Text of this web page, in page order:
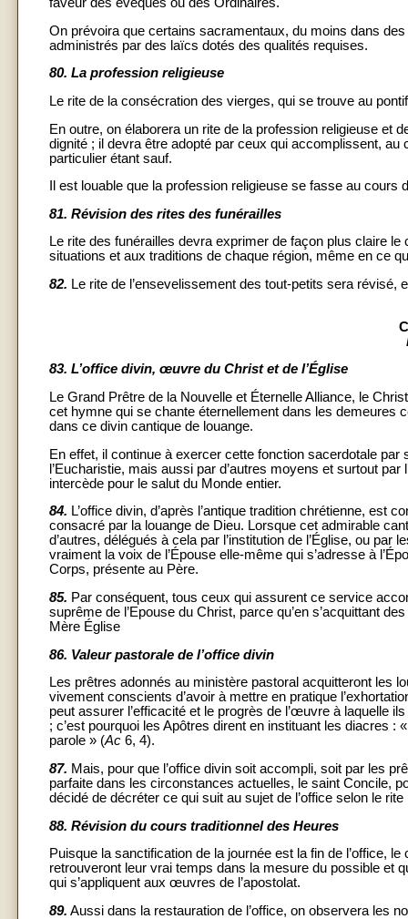
On prévoira que certains sacramentaux, du moins dans
administrés par des laïcs dotés des qualités requises.
80. La profession religieuse
Le rite de la consécration des vierges, qui se trouve au
En outre, on élaborera un rite de la profession religieuse et
dignité ; il devra être adopté par ceux qui accomplissent,
particulier étant sauf.
Il est louable que la profession religieuse se fasse au cours
81. Révision des rites des funérailles
Le rite des funérailles devra exprimer de façon plus claire
situations et aux traditions de chaque région, même en ce
82. Le rite de l’ensevelissement des tout-petits sera révisé,
83. L’office divin, œuvre du Christ et de l’Église
Le Grand Prêtre de la Nouvelle et Éternelle Alliance, le
cet hymne qui se chante éternellement dans les demeures
dans ce divin cantique de louange.
En effet, il continue à exercer cette fonction sacerdotale
l’Eucharistie, mais aussi par d’autres moyens et surtout
intercède pour le salut du Monde entier.
84. L’office divin, d’après l’antique tradition chrétienne, est
consacré par la louange de Dieu. Lorsque cet admirable
d’autres, délégués à cela par l’institution de l’Église, ou
vraiment la voix de l’Épouse elle-même qui s’adresse à
Corps, présente au Père.
85. Par conséquent, tous ceux qui assurent ce service
suprême de l’Epouse du Christ, parce qu’en s’acquittant
Mère Église
86. Valeur pastorale de l’office divin
Les prêtres adonnés au ministère pastoral acquitteront les
vivement conscients d’avoir à mettre en pratique
peut assurer l’efficacité et le progrès de l’œuvre à laquelle
; c’est pourquoi les Apôtres dirent en instituant les diacres
parole » (Ac 6, 4).
87. Mais, pour que l’office divin soit accompli, soit par les
parfaite dans les circonstances actuelles, le saint Concile,
décidé de décréter ce qui suit au sujet de l’office selon le rite
88. Révision du cours traditionnel des Heures
Puisque la sanctification de la journée est la fin de l’office,
retrouveront leur vrai temps dans la mesure du possible et
qui s’appliquent aux œuvres de l’apostolat.
89. Aussi dans la restauration de l’office, on observera les